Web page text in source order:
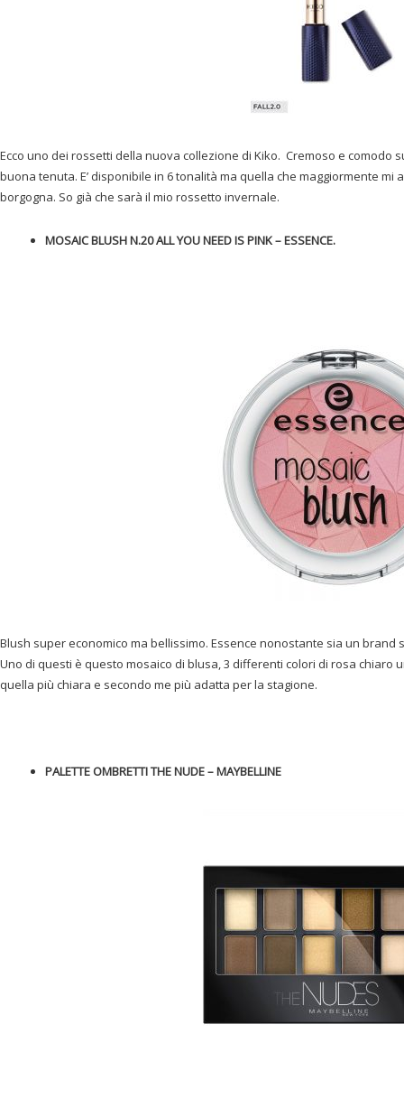
Ecco uno dei rossetti della nuova collezione di Kiko. Cremoso e comodo
buona tenuta. E’ disponibile in 6 tonalità ma quella che maggiormente
borgogna. So già che sarà il mio rossetto invernale.
MOSAIC BLUSH N.20 ALL YOU NEED IS PINK – ESSENCE.
Blush super economico ma bellissimo. Essence nonostante sia un
Uno di questi è questo mosaico di blusa, 3 differenti colori di rosa chiaro
quella più chiara e secondo me più adatta per la stagione.
PALETTE OMBRETTI THE NUDE – MAYBELLINE